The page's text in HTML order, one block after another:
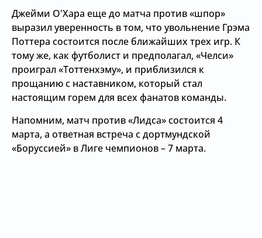
Джейми О'Хара еще до матча против «шпор»
выразил уверенность в том, что увольнение Грэма
Поттера состоится после ближайших трех игр. К
тому же, как футболист и предполагал, «Челси»
проиграл «Тоттенхэму», и приблизился к
прощанию с наставником, который стал
настоящим горем для всех фанатов команды.
Напомним, матч против «Лидса» состоится 4
марта, а ответная встреча с дортмундской
«Боруссией» в Лиге чемпионов – 7 марта.